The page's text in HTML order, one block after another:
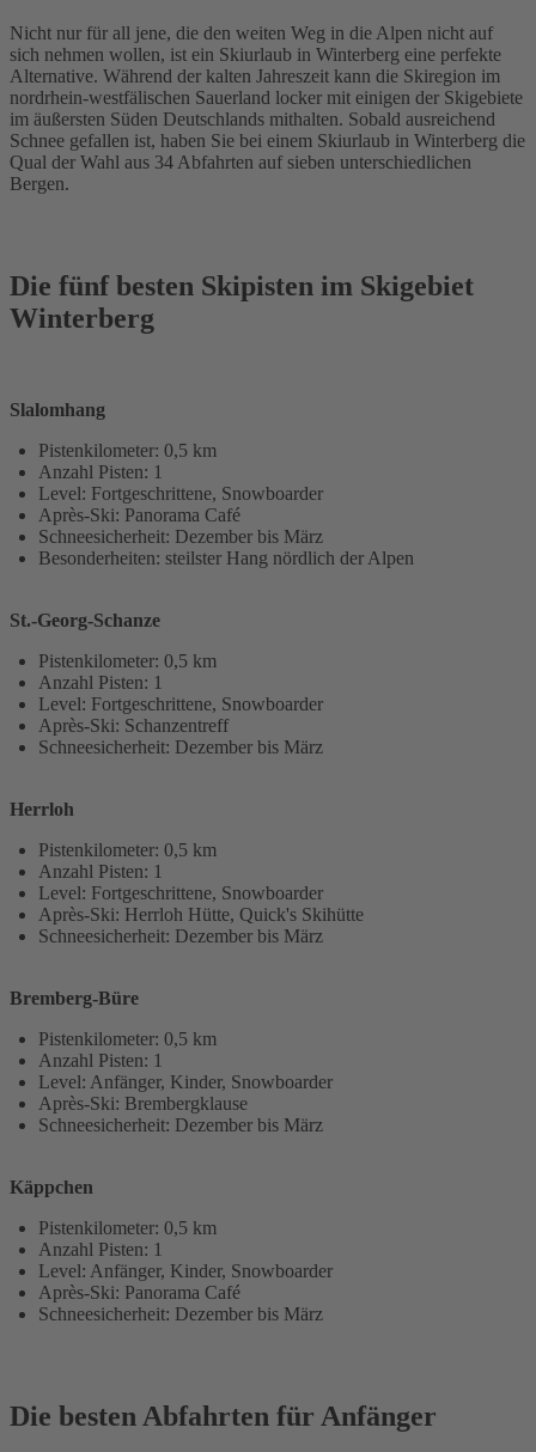
Nicht nur für all jene, die den weiten Weg in die Alpen nicht auf
sich nehmen wollen, ist ein Skiurlaub in Winterberg eine perfekte
Alternative. Während der kalten Jahreszeit kann die Skiregion im
nordrhein-westfälischen Sauerland locker mit einigen der Skigebiete
im äußersten Süden Deutschlands mithalten. Sobald ausreichend
Schnee gefallen ist, haben Sie bei einem Skiurlaub in Winterberg die
Qual der Wahl aus 34 Abfahrten auf sieben unterschiedlichen
Bergen.
Die fünf besten Skipisten im Skigebiet
Winterberg
Slalomhang
Pistenkilometer: 0,5 km
Anzahl Pisten: 1
Level: Fortgeschrittene, Snowboarder
Après-Ski: Panorama Café
Schneesicherheit: Dezember bis März
Besonderheiten: steilster Hang nördlich der Alpen
St.-Georg-Schanze
Pistenkilometer: 0,5 km
Anzahl Pisten: 1
Level: Fortgeschrittene, Snowboarder
Après-Ski: Schanzentreff
Schneesicherheit: Dezember bis März
Herrloh
Pistenkilometer: 0,5 km
Anzahl Pisten: 1
Level: Fortgeschrittene, Snowboarder
Après-Ski: Herrloh Hütte, Quick's Skihütte
Schneesicherheit: Dezember bis März
Bremberg-Büre
Pistenkilometer: 0,5 km
Anzahl Pisten: 1
Level: Anfänger, Kinder, Snowboarder
Après-Ski: Brembergklause
Schneesicherheit: Dezember bis März
Käppchen
Pistenkilometer: 0,5 km
Anzahl Pisten: 1
Level: Anfänger, Kinder, Snowboarder
Après-Ski: Panorama Café
Schneesicherheit: Dezember bis März
Die besten Abfahrten für Anfänger